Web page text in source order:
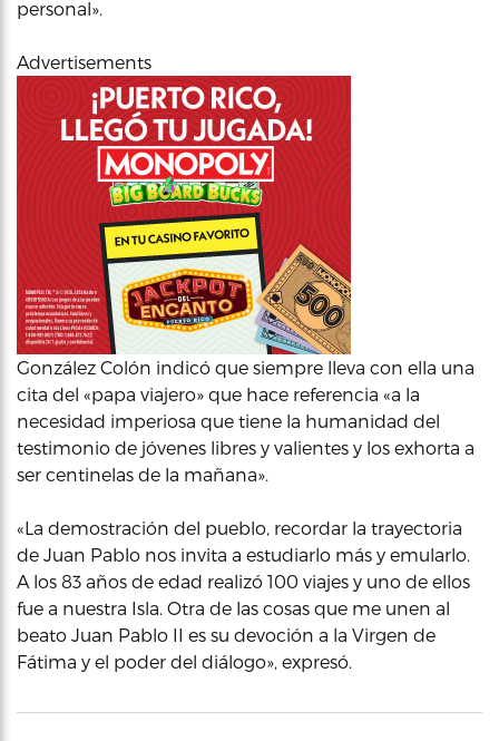
personal».
Advertisements
González Colón indicó que siempre lleva con ella una
cita del «papa viajero» que hace referencia «a la
necesidad imperiosa que tiene la humanidad del
testimonio de jóvenes libres y valientes y los exhorta a
ser centinelas de la mañana».
«La demostración del pueblo, recordar la trayectoria
de Juan Pablo nos invita a estudiarlo más y emularlo.
A los 83 años de edad realizó 100 viajes y uno de ellos
fue a nuestra Isla. Otra de las cosas que me unen al
beato Juan Pablo II es su devoción a la Virgen de
Fátima y el poder del diálogo», expresó.